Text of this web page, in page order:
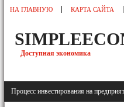
НА ГЛАВНУЮ КАРТА САЙТА
Доступная экономика
Процесс инвестирования на